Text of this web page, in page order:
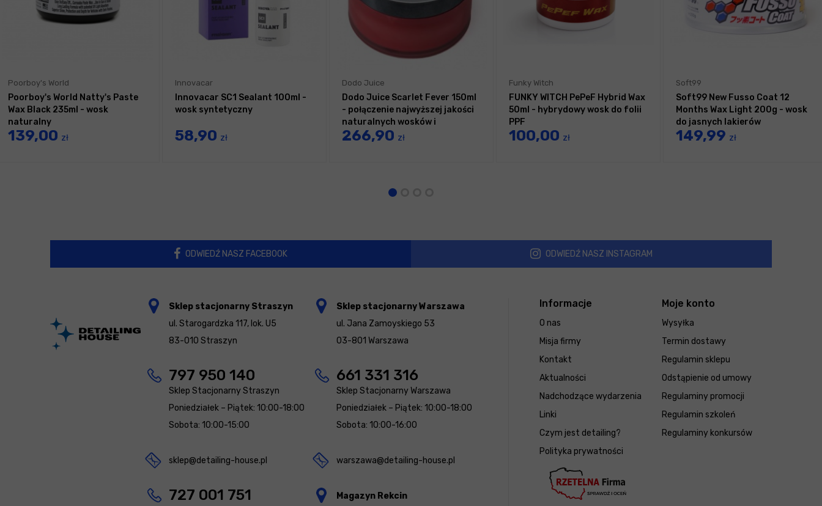
Poorboy's World
Poorboy's World Natty's Paste
Wax Black 235ml - wosk
naturalny
139,00 zł
Innovacar
Innovacar SC1 Sealant 100ml -
wosk syntetyczny
58,90 zł
Dodo Juice
Dodo Juice Scarlet Fever 150ml
- połączenie najwyższej jakości
naturalnych wosków i
sealantów.
266,90 zł
Funky Witch
FUNKY WITCH PePeF Hybrid Wax
50ml - hybrydowy wosk do folii
PPF
100,00 zł
Soft99
Soft99 New Fusso Coat 12
Months Wax Light 200g - wosk
do jasnych lakierów
149,99 zł
ODWIEDŹ NASZ FACEBOOK ODWIEDŹ NASZ INSTAGRAM
Informacje
O nas
Misja firmy
Kontakt
Aktualności
Nadchodzące wydarzenia
Linki
Czym jest detailing?
Polityka prywatności
Moje konto
Wysyłka
Termin dostawy
Regulamin sklepu
Odstąpienie od umowy
Regulaminy promocji
Regulamin szkoleń
Regulaminy konkursów
Sklep stacjonarny Straszyn
ul. Starogardzka 117, lok. U5
83-010 Straszyn
797 950 140
Sklep Stacjonarny Straszyn
Poniedziałek – Piątek: 10:00-18:00
Sobota: 10:00-15:00
sklep@detailing-house.pl
727 001 751
Sklep stacjonarny Warszawa
ul. Jana Zamoyskiego 53
03-801 Warszawa
661 331 316
Sklep Stacjonarny Warszawa
Poniedziałek – Piątek: 10:00-18:00
Sobota: 10:00-16:00
warszawa@detailing-house.pl
Magazyn Rekcin